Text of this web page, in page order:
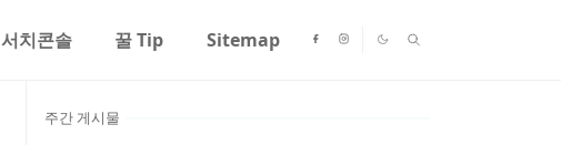
서치콘솔 꿀 Tip Sitemap
주간 게시물